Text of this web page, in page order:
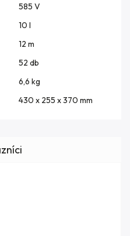
585 V
10 l
12 m
52 db
6,6 kg
430 x 255 x 370 mm